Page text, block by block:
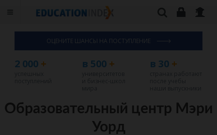
ОЦЕНИТЕ ШАНСЫ НА ПОСТУПЛЕНИЕ
2 000 + в 500 + в 30+
Образовательный центр Мэри
Уорд